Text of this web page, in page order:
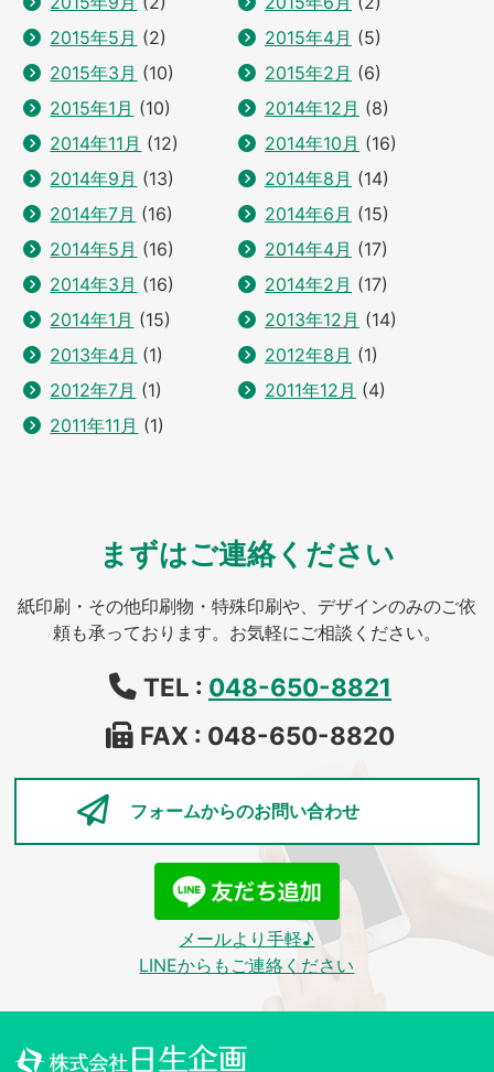
2015年5月 (2) 2015年4月 (5)
2015年3月 (10) 2015年2月 (6)
2015年1月 (10) 2014年12月 (8)
2014年11月 (12) 2014年10月 (16)
2014年9月 (13) 2014年8月 (14)
2014年7月 (16) 2014年6月 (15)
2014年5月 (16) 2014年4月 (17)
2014年3月 (16) 2014年2月 (17)
2014年1月 (15) 2013年12月 (14)
2013年4月 (1) 2012年8月 (1)
2012年7月 (1) 2011年12月 (4)
2011年11月 (1)
まずはご連絡ください
紙印刷・その他印刷物・特殊印刷や、デザインのみのご依
頼も承っております。お気軽にご相談ください。
TEL : 048-650-8821
FAX : 048-650-8820
フォームからのお問い合わせ
メールより手軽♪
LINEからもご連絡ください